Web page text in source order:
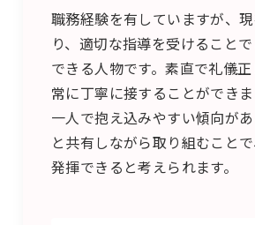
職務経験を有していますが、
り、適切な指導を受けること
できる人物です。素直で礼儀
常に丁寧に接することができ
一人で抱え込みやすい傾向が
と共有しながら取り組むこと
発揮できると考えられます。